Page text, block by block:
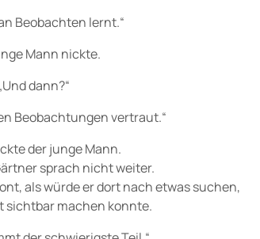
Beobachten lernt.“
Mann nickte.
dann?“
Beobachtungen vertraut.“
der junge Mann.
sprach nicht weiter.
als würde er dort nach etwas suchen,
sichtbar machen konnte.